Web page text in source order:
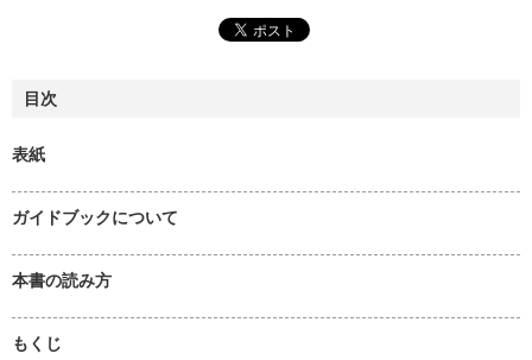
目次
表紙
ガイドブックについて
本書の読み方
もくじ